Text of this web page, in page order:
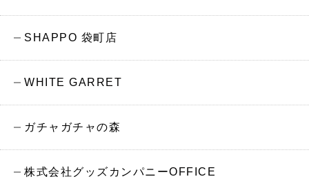
SHAPPO 袋町店
WHITE GARRET
ガチャガチャの森
株式会社グッズカンパニーOFFICE